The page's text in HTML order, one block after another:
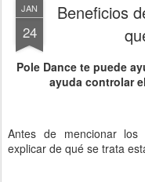
JAN
24
Beneficios
Pole Dance te puede
ayuda controlar
Antes de mencionar
explicar de qué se trata